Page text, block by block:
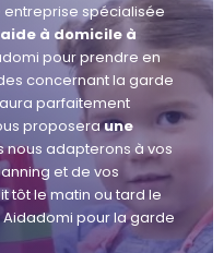
entreprise spécialisée
à domicile à
pour prendre en
concernant la garde
parfaitement
proposeraune
nous adapterons à vos
et de vos
tôt le matin ou tard le
pour la garde